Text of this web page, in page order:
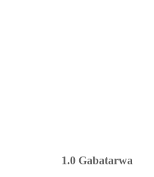
1.0 Gabatarwa